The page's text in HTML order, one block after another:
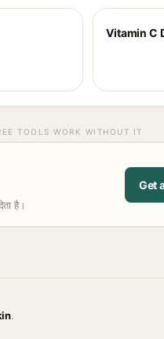
Vitamin C
TOOLS WORK WITHOUT IT
है।
Get
.